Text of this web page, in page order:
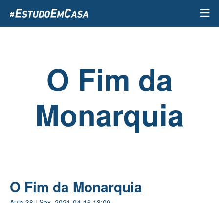
para
o
O Fim da
Monarquia
O Fim da Monarquia